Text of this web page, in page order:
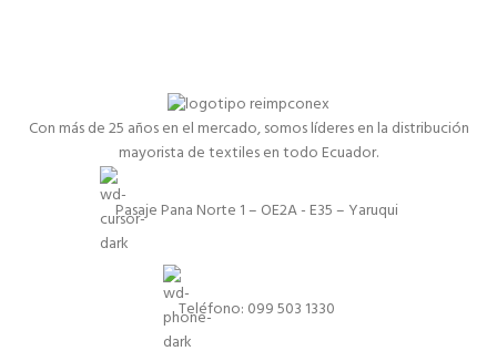
Con más de 25 años en el mercado, somos líderes en la distribución
mayorista de textiles en todo Ecuador.
Pasaje Pana Norte 1 – OE2A - E35 – Yaruqui
Teléfono: 099 503 1330